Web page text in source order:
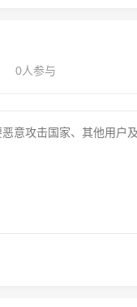
0 人参与